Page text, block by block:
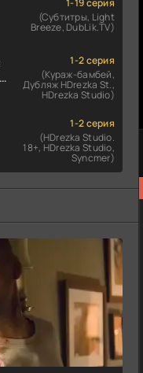
(Субтитры, Light
Breeze, DubLik.TV)
1-2 серия
(Кураж-бамбей,
Дубляж HDrezka St.,
HDrezka Studio)
1-2 серия
(HDrezka Studio.
18+, HDrezka Studio,
Syncmer)